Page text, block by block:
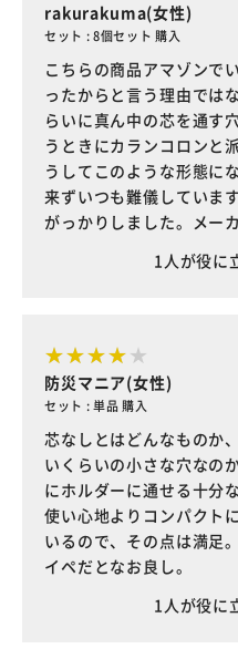
rakurakuma(女性)
セット : 8個セット 購入
こちらの商品アマゾンで
ったからと言う理由では
らいに真ん中の芯を通す
うときにカランコロンと
うしてこのような形態に
来ずいつも難儀していま
がっかりしました。メー
1人が役に
防災マニア(女性)
セット : 単品 購入
芯なしとはどんなものか
いくらいの小さな穴なの
にホルダーに通せる十分
使い心地よりコンパクト
いるので、その点は満足
イペだとなお良し。
1人が役に